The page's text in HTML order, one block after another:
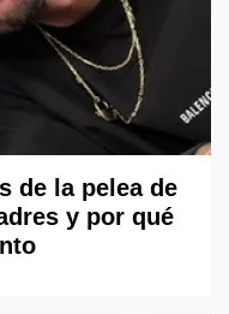
de la pelea de
y por qué